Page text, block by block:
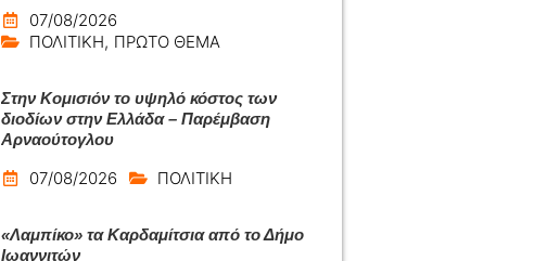
07/08/2026
ΠΟΛΙΤΙΚΗ, ΠΡΩΤΟ ΘΕΜΑ
Στην Κομισιόν το υψηλό κόστος των
διοδίων στην Ελλάδα – Παρέμβαση
Αρναούτογλου
07/08/2026 ΠΟΛΙΤΙΚΗ
«Λαμπίκο» τα Καρδαμίτσια από το Δήμο
Ιωαννιτών